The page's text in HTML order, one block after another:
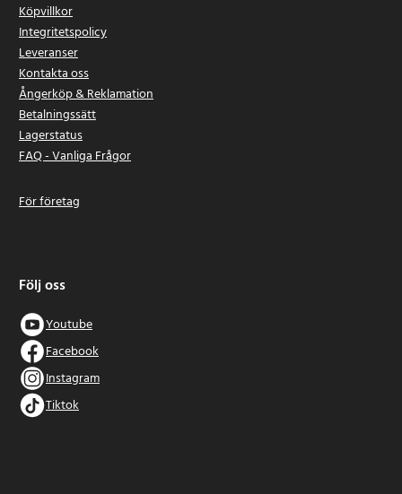
Köpvillkor
Integritetspolicy
Leveranser
Kontakta oss
Ångerköp & Reklamation
Betalningssätt
Lagerstatus
FAQ - Vanliga Frågor
För företag
Följ oss
Youtube
Facebook
Instagram
Tiktok